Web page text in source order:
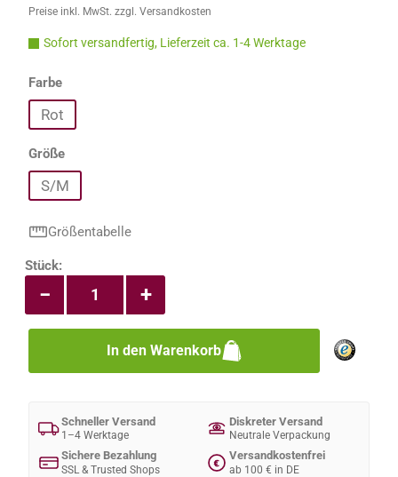
Preise inkl. MwSt. zzgl. Versandkosten
Sofort versandfertig, Lieferzeit ca. 1-4 Werktage
Farbeauswählen
Rot
Größeauswählen
S/M
Größentabelle
Produkt Anzahl: Gib den gewünschten
Stück:
+
−
In den Warenkorb
Schneller Versand
1–4 Werktage
Diskreter Versand
Neutrale Verpackung
Sichere Bezahlung
SSL & Trusted Shops
€
Versandkostenfrei
ab 100 € in DE